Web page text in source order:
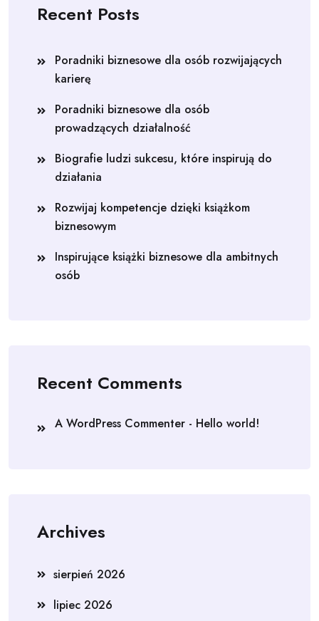
Recent Posts
Poradniki biznesowe dla osób rozwijających
karierę
Poradniki biznesowe dla osób
prowadzących działalność
Biografie ludzi sukcesu, które inspirują do
działania
Rozwijaj kompetencje dzięki książkom
biznesowym
Inspirujące książki biznesowe dla ambitnych
osób
Recent Comments
A WordPress Commenter - Hello world!
Archives
sierpień 2026
lipiec 2026